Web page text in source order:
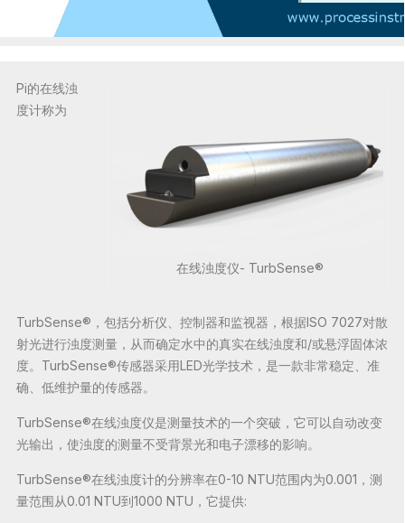
在线浊度仪- TurbSense®
Pi的在线浊
度计称为
TurbSense®，包括分析仪、控制器和监视器，根据ISO 7027对散
射光进行浊度测量，从而确定水中的真实在线浊度和/或悬浮固体浓
度。 TurbSense®传感器采用LED光学技术，是一款非常稳定、准
确、低维护量的传感器。
TurbSense®在线浊度仪是测量技术的一个突破，它可以自动改变
光输出，使浊度的测量不受背景光和电子漂移的影响。
TurbSense®在线浊度计的分辨率在0-10 NTU范围内为0.001，测
量范围从0.01 NTU到1000 NTU，它提供: